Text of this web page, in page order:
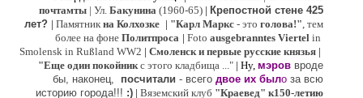
почтамты | Ул. Бакунина (1960-65) | Крепостной стене 425
лет? | Памятник на Колхозке | "Карл Маркс - это голова!", тем
более на фоне Политпроса | Foto ausgebranntes Viertel in
Smolensk in Rußland WW2 | Смоленск и первые русские князья |
"Еще один покойникс этого кладбища ..." | Ну, мэров вроде
бы, наконец, посчитали - всего двое их было за всю
историю города!!! :) | Вяземский клуб "Краевед" к150-летию